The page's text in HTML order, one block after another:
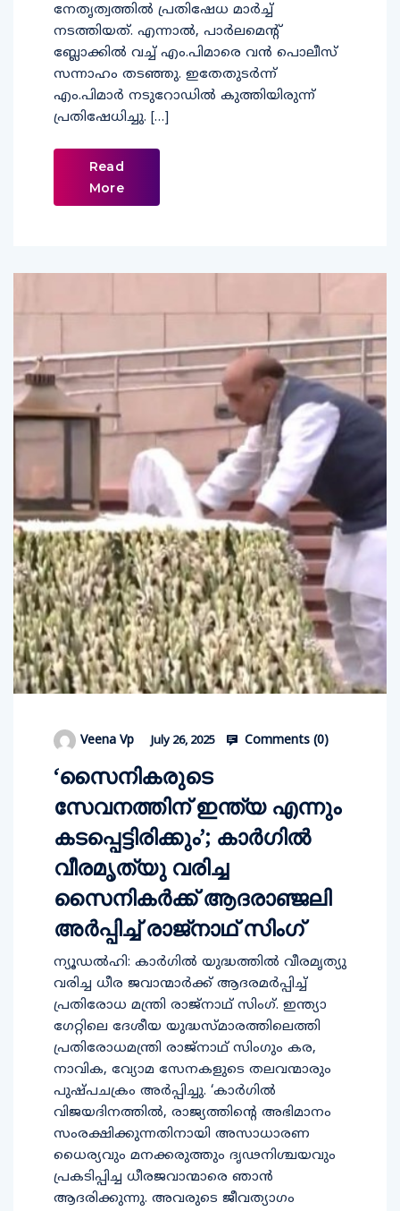
നേതൃത്വത്തില്‍ പ്രതിഷേധ മാര്‍ച്ച്
നടത്തിയത്. എന്നാല്‍, പാര്‍ലമെന്റ്
ബ്ലോക്കില്‍ വച്ച് എം.പിമാരെ വന്‍ പൊലീസ്
സന്നാഹം തടഞ്ഞു. ഇതേതുടര്‍ന്ന്
എം.പിമാര്‍ നടുറോഡില്‍ കുത്തിയിരുന്ന്
പ്രതിഷേധിച്ചു. […]
Read
More
Veena Vp July 26, 2025 Comments (0)
‘സൈനികരുടെ
സേവനത്തിന് ഇന്ത്യ എന്നും
കടപ്പെട്ടിരിക്കും’; കാര്‍ഗില്‍
വീരമൃത്യു വരിച്ച
സൈനികര്‍ക്ക് ആദരാഞ്ജലി
അര്‍പ്പിച്ച് രാജ്‌നാഥ് സിംഗ്
ന്യൂഡല്‍ഹി: കാര്‍ഗില്‍ യുദ്ധത്തില്‍ വീരമൃത്യു
വരിച്ച ധീര ജവാന്മാര്‍ക്ക് ആദരമര്‍പ്പിച്ച്
പ്രതിരോധ മന്ത്രി രാജ്നാഥ് സിംഗ്. ഇന്ത്യാ
ഗേറ്റിലെ ദേശീയ യുദ്ധസ്മാരത്തിലെത്തി
പ്രതിരോധമന്ത്രി രാജ്നാഥ് സിംഗും കര,
നാവിക, വ്യോമ സേനകളുടെ തലവന്മാരും
പുഷ്പചക്രം അര്‍പ്പിച്ചു. ‘കാര്‍ഗില്‍
വിജയദിനത്തില്‍, രാജ്യത്തിന്റെ അഭിമാനം
സംരക്ഷിക്കുന്നതിനായി അസാധാരണ
ധൈര്യവും മനക്കരുത്തും ദൃഢനിശ്ചയവും
പ്രകടിപ്പിച്ച ധീരജവാന്മാരെ ഞാന്‍
ആദരിക്കുന്നു. അവരുടെ ജീവത്യാഗം